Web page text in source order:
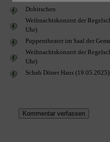
Dobitschen
Weihnachtskonzert der
Uhr)
Puppentheater im Saal der
Weihnachtskonzert der
Uhr)
Schah Döner Haus (19.05.2025)